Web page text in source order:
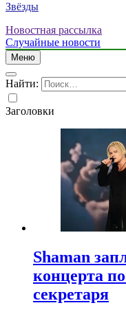
Звёзды
Новостная рассылка
Случайные новости
Меню
Найти:
Заголовки
Shaman
концерта
секретаря